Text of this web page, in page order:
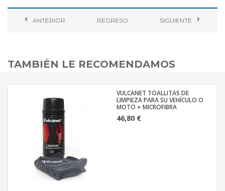
ANTERIOR REGRESO SIGUIENTE
TAMBIÉN LE RECOMENDAMOS
VULCANET TOALLITAS DE
LIMPIEZA PARA SU VEHÍCULO O
MOTO + MICROFIBRA
46,80 €